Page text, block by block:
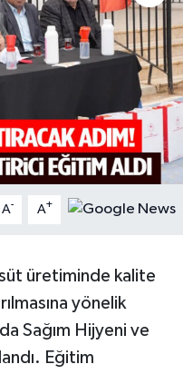
A- A+
süt üretiminde kalite
yönelik
Sağım Hijyeni ve
Eğitim